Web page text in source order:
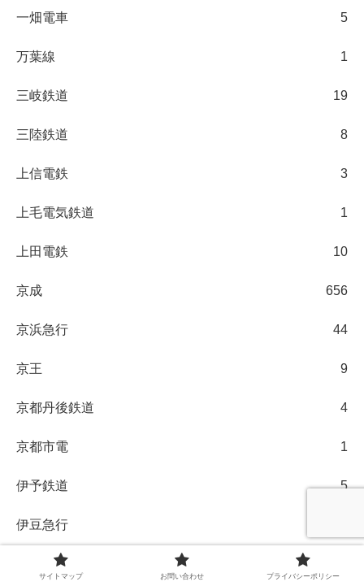
一畑電車 5
万葉線 1
三岐鉄道 19
三陸鉄道 8
上信電鉄 3
上毛電気鉄道 1
上田電鉄 10
京成 656
京浜急行 44
京王 9
京都丹後鉄道 4
京都市電 1
伊予鉄道 5
伊豆急行
伊豆箱根鉄道
サイトマップ お問い合わせ プライバシーポリシー